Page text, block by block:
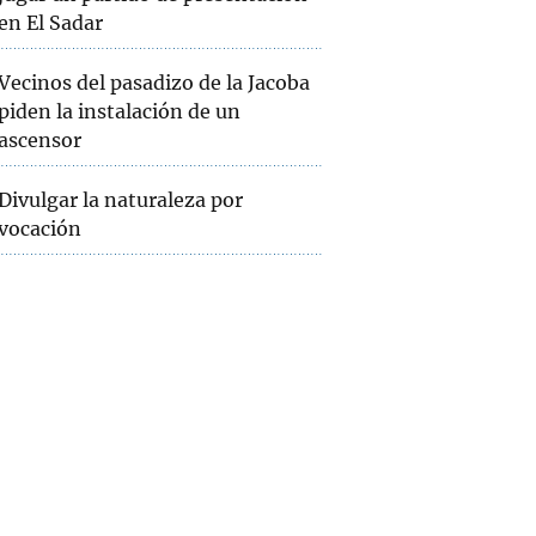
El Sadar
del pasadizo de la Jacoba
la instalación de un
la naturaleza por